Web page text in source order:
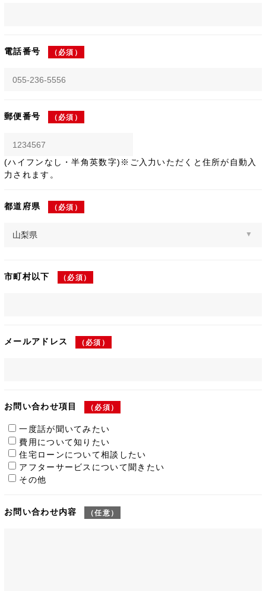
電話番号 （必須）
郵便番号 （必須）
(ハイフンなし・半角英数字)※ご入力いただくと住所が自動入
力されます。
都道府県 （必須）
市町村以下 （必須）
メールアドレス （必須）
お問い合わせ項目 （必須）
一度話が聞いてみたい
費用について知りたい
住宅ローンについて相談したい
アフターサービスについて聞きたい
その他
お問い合わせ内容 （任意）